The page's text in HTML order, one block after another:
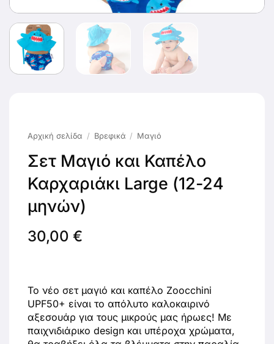
Αρχική σελίδα / Βρεφικά / Μαγιό
Σετ Μαγιό και Καπέλο
Καρχαριάκι Large (12-24
μηνών)
30,00 €
Το νέο σετ μαγιό και καπέλο Zoocchini
UPF50+ είναι το απόλυτο καλοκαιρινό
αξεσουάρ για τους μικρούς μας ήρωες! Με
παιχνιδιάρικο design και υπέροχα χρώματα,